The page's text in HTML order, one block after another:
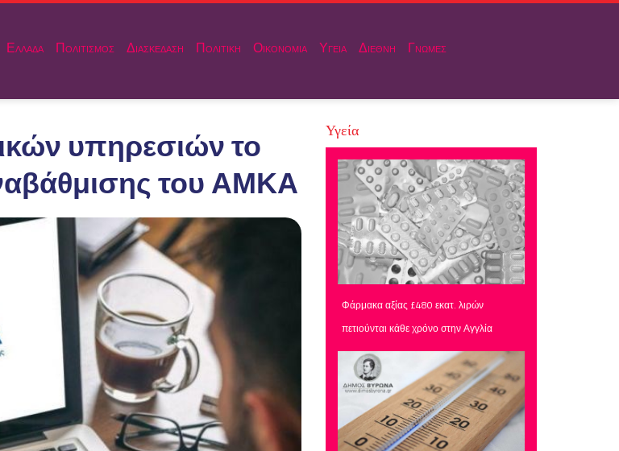
Ελλαδα Πολιτισμος Διασκεδαση Πολιτικη Οικονομια Υγεια Διεθνη Γνωμες
υπηρεσιών το
του ΑΜΚΑ
Υγεία
Φάρμακα αξίας £480 εκατ. λιρών
πετιούνται κάθε χρόνο στην Αγγλία